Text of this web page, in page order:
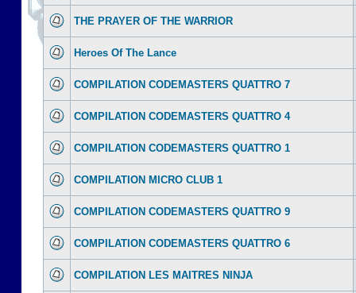
THE PRAYER OF THE WARRIOR
Heroes Of The Lance
COMPILATION CODEMASTERS QUATTRO 7
COMPILATION CODEMASTERS QUATTRO 4
COMPILATION CODEMASTERS QUATTRO 1
COMPILATION MICRO CLUB 1
COMPILATION CODEMASTERS QUATTRO 9
COMPILATION CODEMASTERS QUATTRO 6
COMPILATION LES MAITRES NINJA